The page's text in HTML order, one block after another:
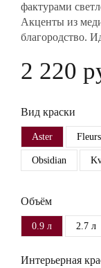
фактурами
Акценты из
благородство.
2 220
Вид краски
Aster Fleurs
Obsidian
Объём
0.9 л 2.7 л
Интерьерная